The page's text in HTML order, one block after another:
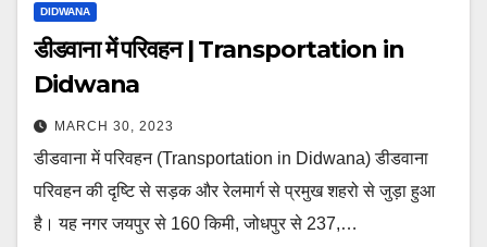
DIDWANA
डीडवाना में परिवहन | Transportation in
Didwana
MARCH 30, 2023
डीडवाना में परिवहन (Transportation in Didwana) डीडवाना
परिवहन की दृष्टि से सड़क और रेलमार्ग से प्रमुख शहरो से जुड़ा हुआ
है। यह नगर जयपुर से 160 किमी, जोधपुर से 237,…